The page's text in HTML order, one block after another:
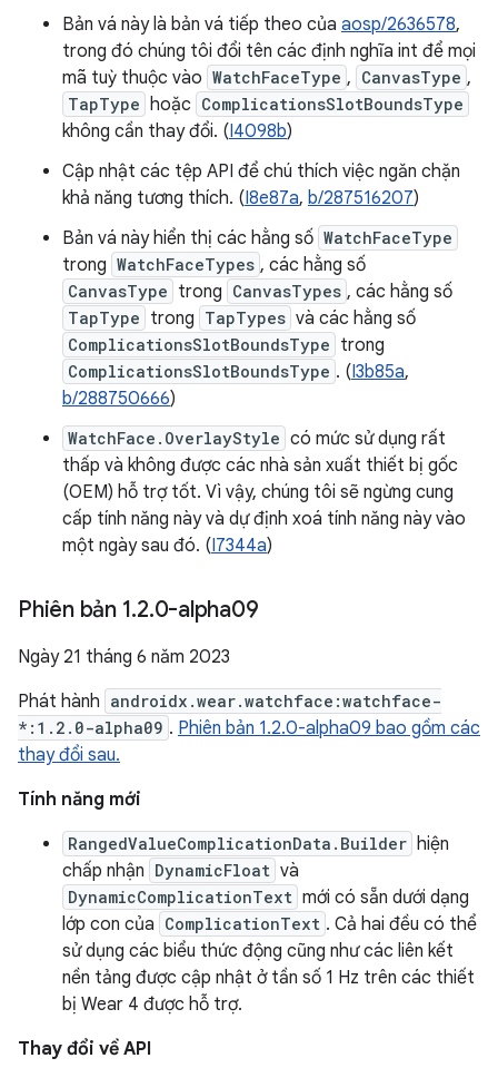
Bản vá này là bản vá tiếp theo của aosp/2636578,
trong đó chúng tôi đổi tên các định nghĩa int để mọi
mã tuỳ thuộc vào WatchFaceType , CanvasType ,
TapType hoặc ComplicationsSlotBoundsType
không cần thay đổi. (I4098b)
Cập nhật các tệp API để chú thích việc ngăn chặn
khả năng tương thích. (I8e87a, b/287516207)
Bản vá này hiển thị các hằng số WatchFaceType
trong WatchFaceTypes , các hằng số
CanvasType trong CanvasTypes , các hằng số
TapType trong TapTypes và các hằng số
ComplicationsSlotBoundsType trong
ComplicationsSlotBoundsType . (I3b85a,
b/288750666)
WatchFace.OverlayStyle có mức sử dụng rất
thấp và không được các nhà sản xuất thiết bị gốc
(OEM) hỗ trợ tốt. Vì vậy, chúng tôi sẽ ngừng cung
cấp tính năng này và dự định xoá tính năng này vào
một ngày sau đó. (I7344a)
Phiên bản 1.2.0-alpha09
Ngày 21 tháng 6 năm 2023
Phát hành androidx.wear.watchface:watchface-
*:1.2.0-alpha09 . Phiên bản 1.2.0-alpha09 bao gồm các
thay đổi sau.
Tính năng mới
RangedValueComplicationData.Builder hiện
chấp nhận DynamicFloat và
DynamicComplicationText mới có sẵn dưới dạng
lớp con của ComplicationText . Cả hai đều có thể
sử dụng các biểu thức động cũng như các liên kết
nền tảng được cập nhật ở tần số 1 Hz trên các thiết
bị Wear 4 được hỗ trợ.
Thay đổi về API